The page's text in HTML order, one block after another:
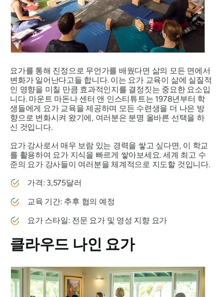
요가를 통해 진정으로 무언가를 배웠다면 삶의 모든 면에서
변화가 일어난다고들 합니다. 이는 요가 교육이 삶에 실질적
인 영향을 미칠 만큼 효과적인지를 결정짓는 중요한 요소입
니다. 마운트 마돈나 센터 앤 인스티튜트는 1978년부터 학
생들에게 요가 교육을 제공하며 모든 수련생을 더 나은 방
향으로 변화시켜 왔기에, 여러분은 분명 올바른 선택을 하
신 것입니다.
요가 강사로서 매우 보람 있는 경력을 쌓고 싶다면, 이 학교
를 활용하여 요가 지식을 빠르게 쌓아보세요. 세계 최고 수
준의 요가 강사들이 여러분을 체계적으로 지도할 것입니다.
가격: 3,575달러
교육 기간: 추후 협의 예정
요가 스타일: 전문 요가 및 영성 지향 요가
클라우드 나인 요가